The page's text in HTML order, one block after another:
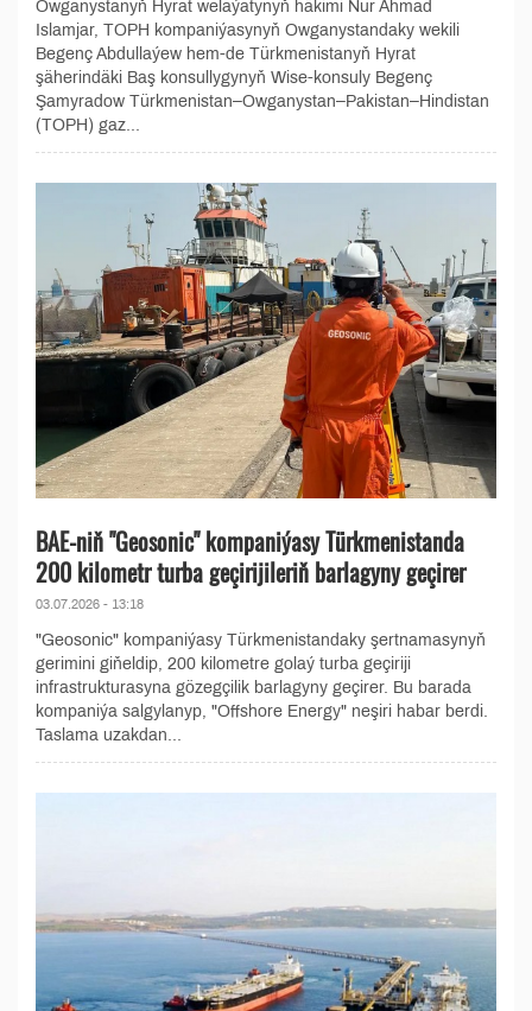
Owganystanyň Hyrat welaýatynyň häkimi Nur Ahmad
Islamjar, TOPH kompaniýasynyň Owganystandaky wekili
Begenç Abdullaýew hem-de Türkmenistanyň Hyrat
şäherindäki Baş konsullygynyň Wise-konsuly Begenç
Şamyradow Türkmenistan–Owganystan–Pakistan–Hindistan
(TOPH) gaz...
BAE-niň "Geosonic" kompaniýasy Türkmenistanda
200 kilometr turba geçirijileriň barlagyny geçirer
03.07.2026 - 13:18
"Geosonic" kompaniýasy Türkmenistandaky şertnamasynyň
gerimini giňeldip, 200 kilometre golaý turba geçiriji
infrastrukturasyna gözegçilik barlagyny geçirer. Bu barada
kompaniýa salgylanyp, "Offshore Energy" neşiri habar berdi.
Taslama uzakdan...